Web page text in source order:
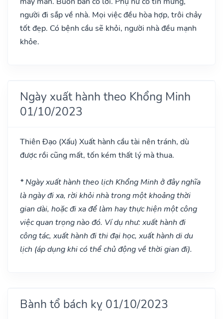
người đi sắp về nhà. Mọi việc đều hòa hợp, trôi chảy
tốt đẹp. Có bệnh cầu sẽ khỏi, người nhà đều mạnh
khỏe.
Ngày xuất hành theo Khổng Minh
01/10/2023
Thiên Đạo (Xấu) Xuất hành cầu tài nên tránh, dù
được rồi cũng mất, tốn kém thất lý mà thua.
* Ngày xuất hành theo lịch Khổng Minh ở đây nghĩa
là ngày đi xa, rời khỏi nhà trong một khoảng thời
gian dài, hoặc đi xa để làm hay thực hiện một công
việc quan trọng nào đó. Ví dụ như: xuất hành đi
công tác, xuất hành đi thi đại học, xuất hành di du
lịch (áp dụng khi có thể chủ động về thời gian đi).
Bành tổ bách kỵ 01/10/2023